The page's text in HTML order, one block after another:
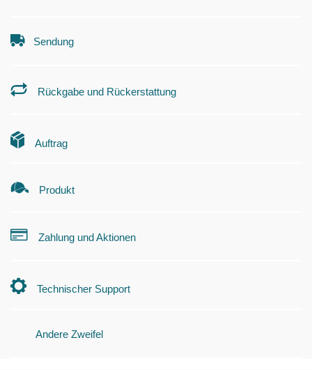
Sendung
Rückgabe und Rückerstattung
Auftrag
Produkt
Zahlung und Aktionen
Technischer Support
Andere Zweifel